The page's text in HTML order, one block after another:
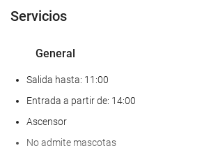
Servicios
General
Salida hasta: 11:00
Entrada a partir de: 14:00
Ascensor
No admite mascotas